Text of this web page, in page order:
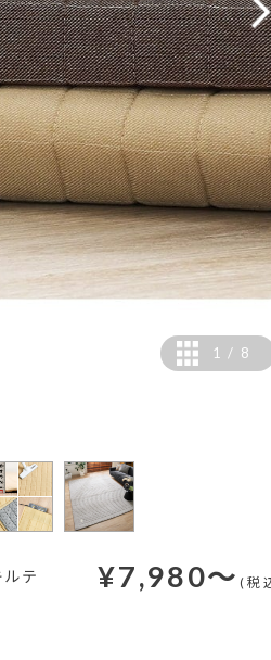
1 / 8
テ
¥7,980～(税